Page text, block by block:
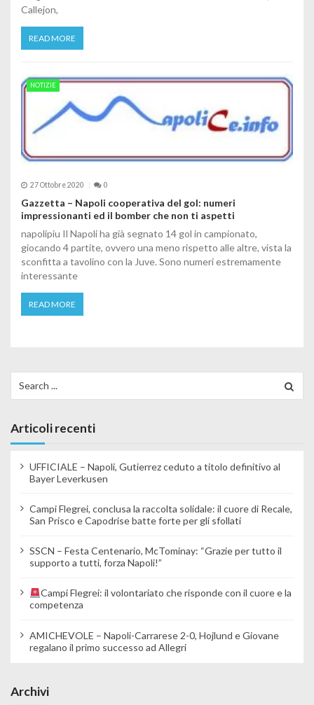
Callejon,
READ MORE
NOTIZIE
27 Ottobre 2020 0
Gazzetta – Napoli cooperativa del gol: numeri
impressionanti ed il bomber che non ti aspetti
napolipiu Il Napoli ha già segnato 14 gol in campionato,
giocando 4 partite, ovvero una meno rispetto alle altre, vista la
sconfitta a tavolino con la Juve. Sono numeri estremamente
interessante
READ MORE
Articoli recenti
UFFICIALE – Napoli, Gutierrez ceduto a titolo definitivo al
Bayer Leverkusen
Campi Flegrei, conclusa la raccolta solidale: il cuore di Recale,
San Prisco e Capodrise batte forte per gli sfollati
SSCN – Festa Centenario, McTominay: “Grazie per tutto il
supporto a tutti, forza Napoli!”
Campi Flegrei: il volontariato che risponde con il cuore e la
competenza
AMICHEVOLE – Napoli-Carrarese 2-0, Hojlund e Giovane
regalano il primo successo ad Allegri
Archivi